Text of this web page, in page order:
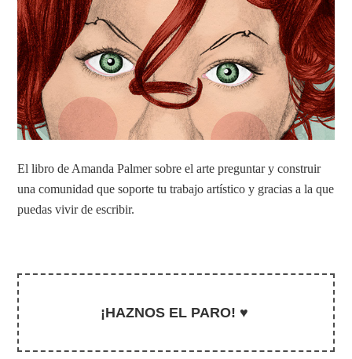
El libro de Amanda Palmer sobre el arte preguntar y construir
una comunidad que soporte tu trabajo artístico y gracias a la que
puedas vivir de escribir.
¡HAZNOS EL PARO! ♥